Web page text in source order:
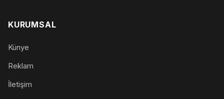
KURUMSAL
Künye
Reklam
İletişim